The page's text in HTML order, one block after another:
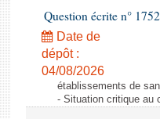
Dossiers législatifs
Budget et sécurité sociale
Questions écrites et orales
Comptes rendus des
Question écrite n°
Date de
dépôt :
04/08/2026
établissements de
- Situation critique au